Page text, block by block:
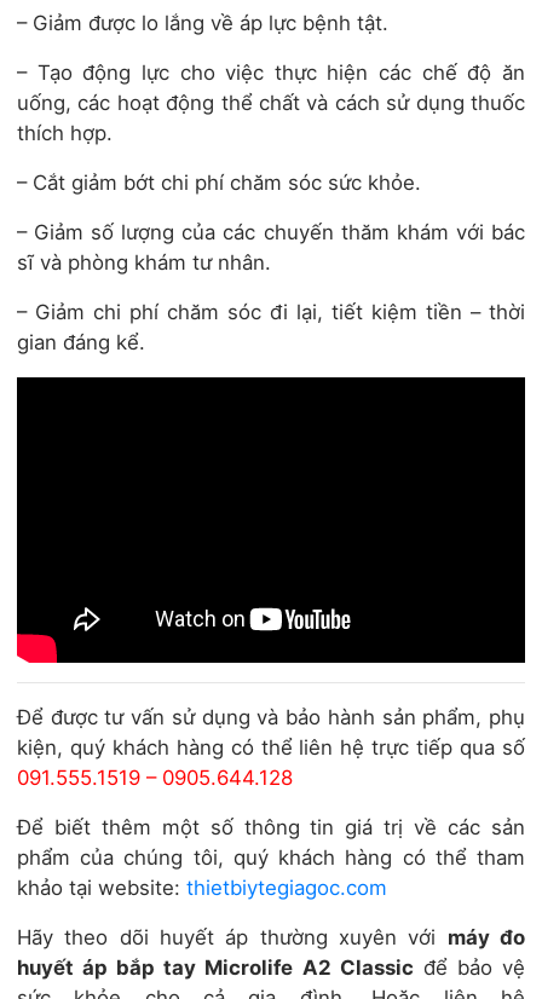
– Giảm được lo lắng về áp lực bệnh tật.
– Tạo động lực cho việc thực hiện các chế độ ăn
uống, các hoạt động thể chất và cách sử dụng thuốc
thích hợp.
– Cắt giảm bớt chi phí chăm sóc sức khỏe.
– Giảm số lượng của các chuyến thăm khám với bác
sĩ và phòng khám tư nhân.
– Giảm chi phí chăm sóc đi lại, tiết kiệm tiền – thời
gian đáng kể.
Để được tư vấn sử dụng và bảo hành sản phẩm, phụ
kiện, quý khách hàng có thể liên hệ trực tiếp qua số
091.555.1519 – 0905.644.128
Để biết thêm một số thông tin giá trị về các sản
phẩm của chúng tôi, quý khách hàng có thể tham
khảo tại website: thietbiytegiagoc.com
Hãy theo dõi huyết áp thường xuyên với máy đo
huyết áp bắp tay Microlife A2 Classic để bảo vệ